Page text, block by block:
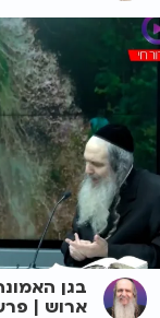
בגן
ארוש |